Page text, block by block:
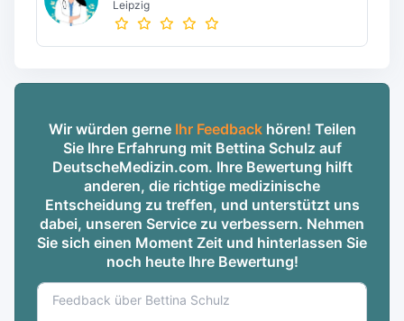
Leipzig
Wir würden gerne Ihr Feedbackhören! Teilen
Sie Ihre Erfahrung mit Bettina Schulz auf
DeutscheMedizin.com. Ihre Bewertung hilft
anderen, die richtige medizinische
Entscheidung zu treffen, und unterstützt uns
dabei, unseren Service zu verbessern. Nehmen
Sie sich einen Moment Zeit und hinterlassen Sie
noch heute Ihre Bewertung!